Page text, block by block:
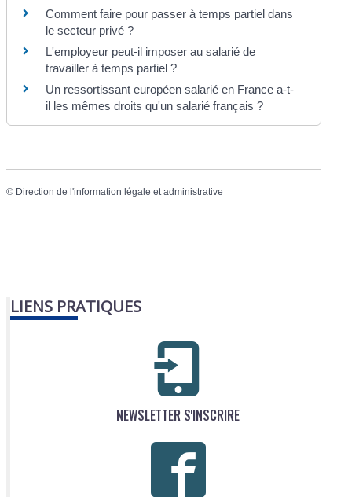
Comment faire pour passer à temps partiel dans
le secteur privé ?
L'employeur peut-il imposer au salarié de
travailler à temps partiel ?
Un ressortissant européen salarié en France a-t-
il les mêmes droits qu'un salarié français ?
© Direction de l'information légale et administrative
LIENS PRATIQUES
NEWSLETTER S'INSCRIRE